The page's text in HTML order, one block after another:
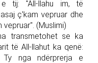
tij: "All-llahu im, të
ç'kam vepruar dhe
(Muslimi)
trans­me­tohet se ka
të All-llahut ka qenë:
Ty nga ndërprerja e